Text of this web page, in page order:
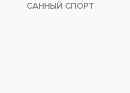
САННЫЙ СПОРТ